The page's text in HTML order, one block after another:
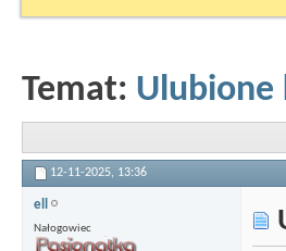
Temat: Ulubione
12-11-2025, 13:36
ell
Nałogowiec